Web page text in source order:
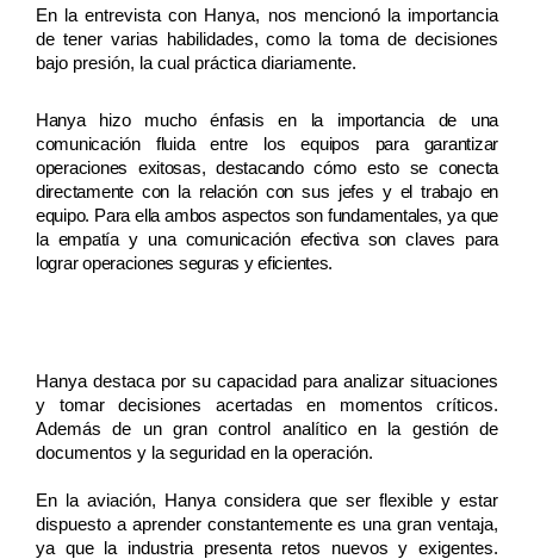
En la entrevista con Hanya, nos mencionó la importancia
de tener varias habilidades, como la toma de decisiones
bajo presión, la cual práctica diariamente.
Hanya hizo mucho énfasis en la importancia de una
comunicación fluida entre los equipos para garantizar
operaciones exitosas, destacando cómo esto se conecta
directamente con la relación con sus jefes y el trabajo en
equipo. Para ella ambos aspectos son fundamentales, ya que
la empatía y una comunicación efectiva son claves para
lograr operaciones seguras y eficientes.
Hanya destaca por su capacidad para analizar situaciones
y tomar decisiones acertadas en momentos críticos.
Además de un gran control analítico en la gestión de
documentos y la seguridad en la operación.
En la aviación, Hanya considera que ser flexible y estar
dispuesto a aprender constantemente es una gran ventaja,
ya que la industria presenta retos nuevos y exigentes.